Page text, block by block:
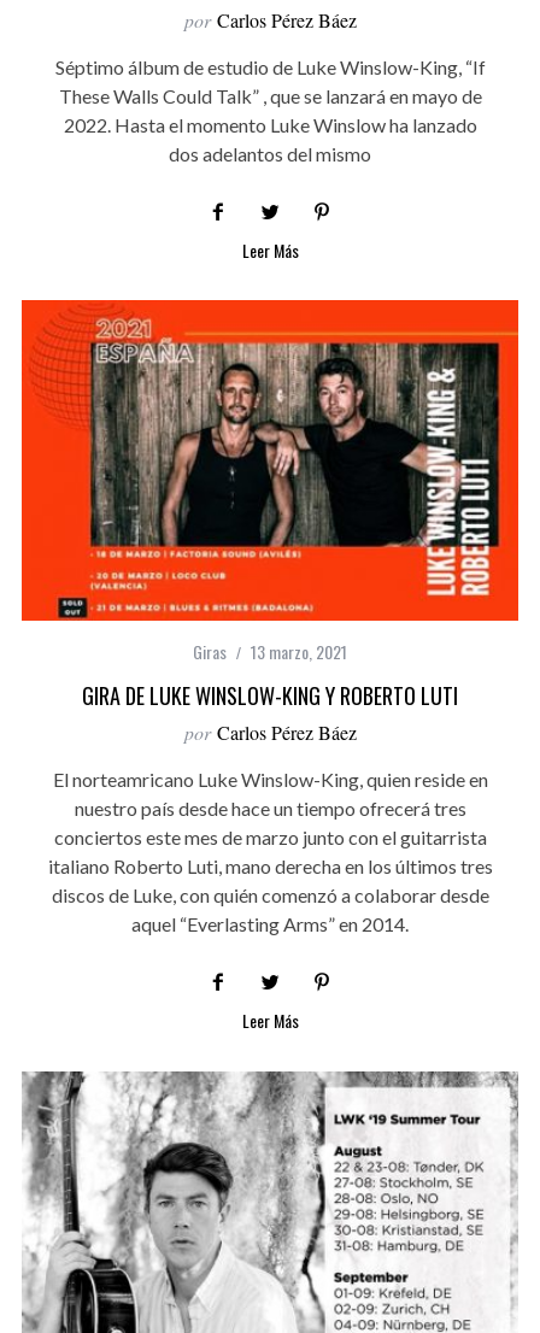
por Carlos Pérez Báez
Séptimo álbum de estudio de Luke Winslow-King, “If
These Walls Could Talk” , que se lanzará en mayo de
2022. Hasta el momento Luke Winslow ha lanzado
dos adelantos del mismo
Leer Más
Giras 13 marzo, 2021
GIRA DE LUKE WINSLOW-KING Y ROBERTO LUTI
por Carlos Pérez Báez
El norteamricano Luke Winslow-King, quien reside en
nuestro país desde hace un tiempo ofrecerá tres
conciertos este mes de marzo junto con el guitarrista
italiano Roberto Luti, mano derecha en los últimos tres
discos de Luke, con quién comenzó a colaborar desde
aquel “Everlasting Arms” en 2014.
Leer Más